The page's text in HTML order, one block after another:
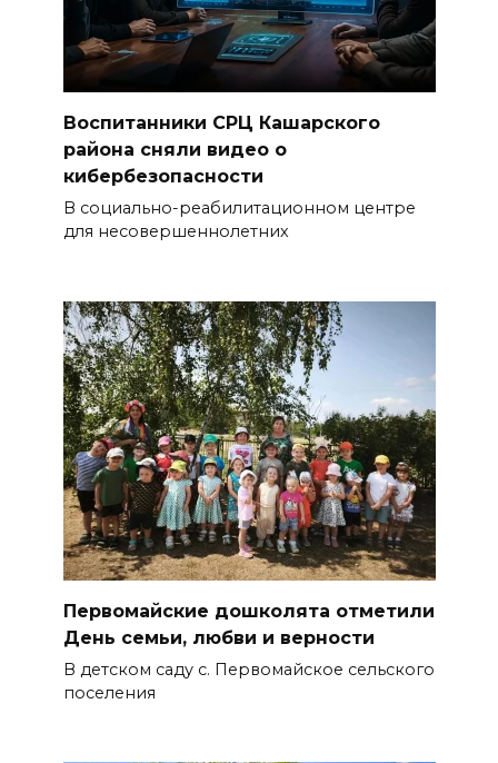
Воспитанники СРЦ Кашарского
района сняли видео о
кибербезопасности
В социально-реабилитационном центре
для несовершеннолетних
Первомайские дошколята отметили
День семьи, любви и верности
В детском саду с. Первомайское сельского
поселения